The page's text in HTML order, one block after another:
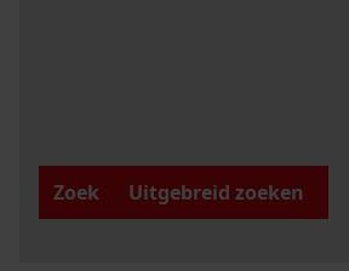
Zoek
Uitgebreid zoeken